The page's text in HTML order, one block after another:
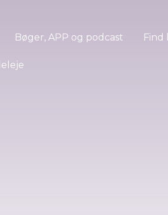
Bøger, APP og podcast Find